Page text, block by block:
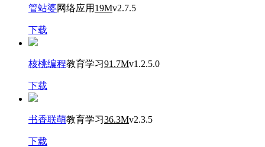
管站婆网络应用 19Mv2.7.5
下载
核桃编程教育学习91.7Mv1.2.5.0
下载
书香联萌教育学习36.3Mv2.3.5
下载